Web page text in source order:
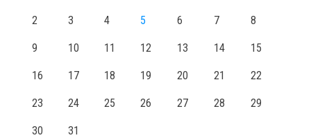
2 3 4 5 6 7 8
9 10 11 12 13 14 15
16 17 18 19 20 21 22
23 24 25 26 27 28 29
30 31